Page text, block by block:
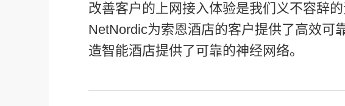
改善客户的上网接入体验是我们义不容辞
NetNordic为索恩酒店的客户提供了高效可
造智能酒店提供了可靠的神经网络。